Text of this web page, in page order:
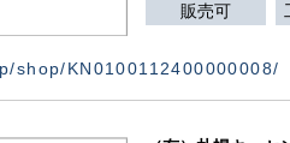
販売可
shop/KN0100112400000008/